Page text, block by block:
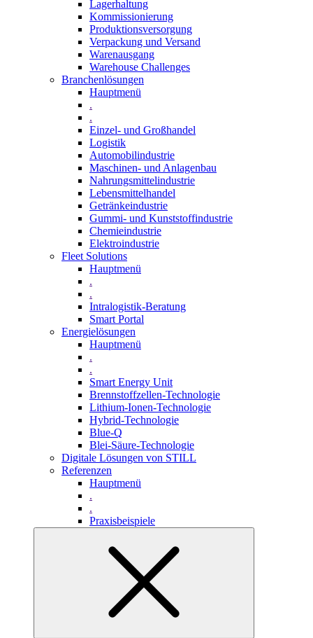
Lagerhaltung
Kommissionierung
Produktionsversorgung
Verpackung und Versand
Warenausgang
Warehouse Challenges
Branchenlösungen
Hauptmenü
.
.
Einzel- und Großhandel
Logistik
Automobilindustrie
Maschinen- und Anlagenbau
Nahrungsmittelindustrie
Lebensmittelhandel
Getränkeindustrie
Gummi­- und Kunststoffindustrie
Chemieindustrie
Elektroindustrie
Fleet Solutions
Hauptmenü
.
.
Intralogistik-Beratung
Smart Portal
Energielösungen
Hauptmenü
.
.
Smart Energy Unit
Brennstoffzellen-Technologie
Lithium-Ionen-Technologie
Hybrid-Technologie
Blue-Q
Blei-Säure-Technologie
Digitale Lösungen von STILL
Referenzen
Hauptmenü
.
.
Praxisbeispiele